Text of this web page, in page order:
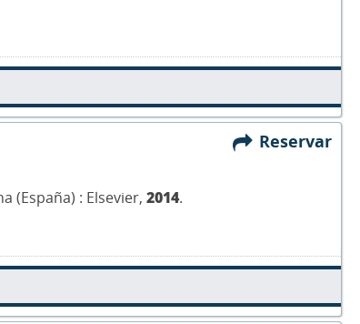
Reservar
(España) : Elsevier, 2014.